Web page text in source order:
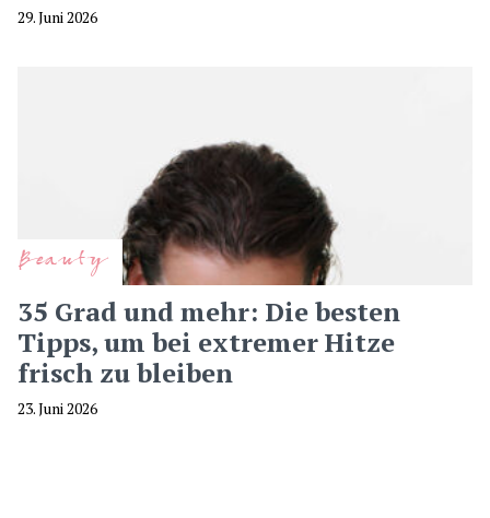
29. Juni 2026
Beauty
35 Grad und mehr: Die besten
Tipps, um bei extremer Hitze
frisch zu bleiben
23. Juni 2026